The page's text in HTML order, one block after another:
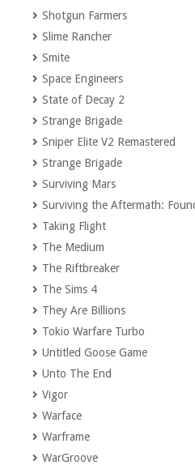
Shotgun Farmers
Slime Rancher
Smite
Space Engineers
State of Decay 2
Strange Brigade
Sniper Elite V2 Remastered
Strange Brigade
Surviving Mars
Surviving the Aftermath:
Taking Flight
The Riftbreaker
The Sims 4
They Are Billions
Tokio Warfare Turbo
Untitled Goose Game
Unto The End
Vigor
Warface
Warframe
WarGroove